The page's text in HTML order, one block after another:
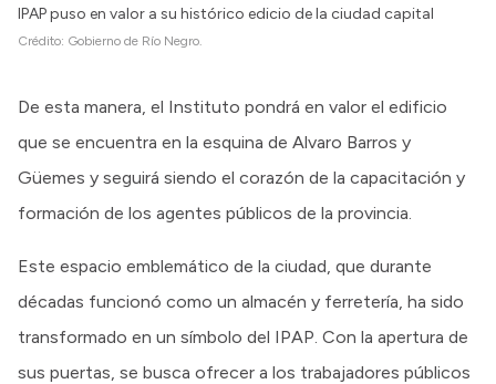
IPAP puso en valor a su histórico edicio de la ciudad capital
Crédito: Gobierno de Río Negro.
De esta manera, el Instituto pondrá en valor el edificio
que se encuentra en la esquina de Alvaro Barros y
Güemes y seguirá siendo el corazón de la capacitación y
formación de los agentes públicos de la provincia.
Este espacio emblemático de la ciudad, que durante
décadas funcionó como un almacén y ferretería, ha sido
transformado en un símbolo del IPAP. Con la apertura de
sus puertas, se busca ofrecer a los trabajadores públicos